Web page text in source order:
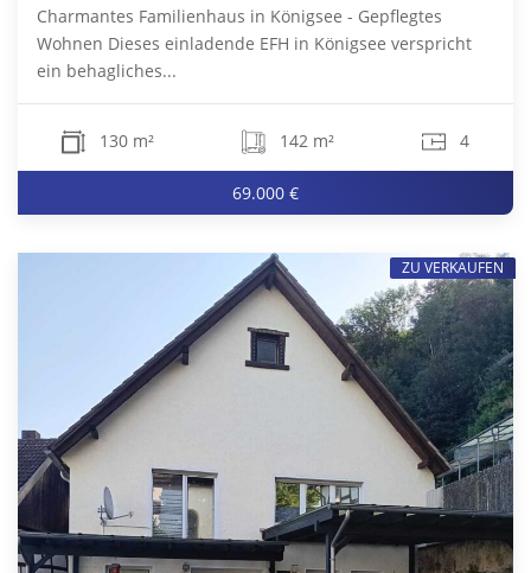
Charmantes Familienhaus in Königsee - Gepflegtes
Wohnen Dieses einladende EFH in Königsee verspricht
ein behagliches...
130 m² 142 m² 4
69.000 €
ZU VERKAUFEN